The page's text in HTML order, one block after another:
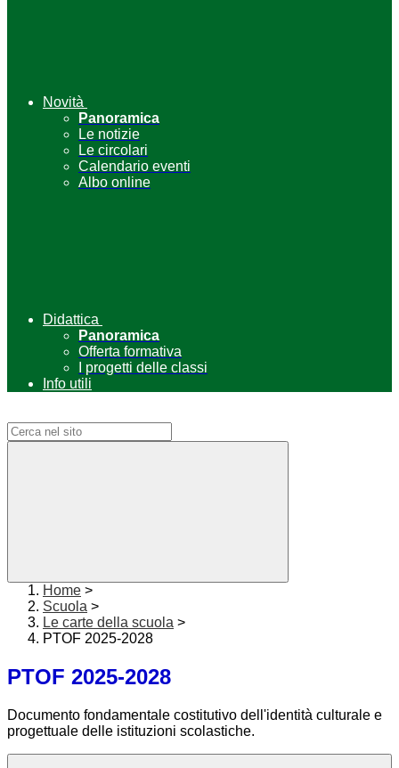
Novità
Panoramica
Le notizie
Le circolari
Calendario eventi
Albo online
Didattica
Panoramica
Offerta formativa
I progetti delle classi
Info utili
Home >
Scuola >
Le carte della scuola >
PTOF 2025-2028
PTOF 2025-2028
Documento fondamentale costitutivo dell'identità culturale e
progettuale delle istituzioni scolastiche.